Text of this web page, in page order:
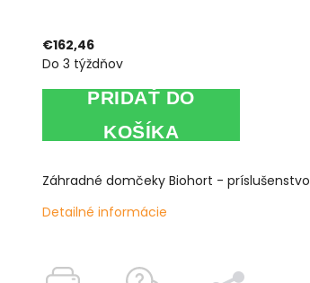
€162,46
Do 3 týždňov
PRIDAŤ DO
KOŠÍKA
Záhradné domčeky Biohort - príslušenstvo
Detailné informácie